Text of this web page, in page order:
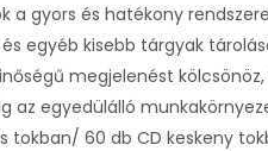
a gyors és hatékony
egyéb kisebb tárgyak
megjelenést
az egyedülálló
tokban/ 60 db CD keskeny